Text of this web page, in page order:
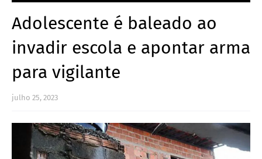
Adolescente é baleado ao
invadir escola e apontar arma
para vigilante
julho 25, 2023